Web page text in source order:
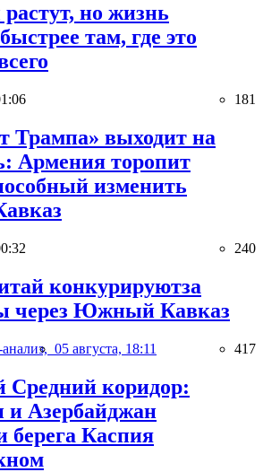
но жизнь
там, где это
181
Трампа» выходит на
Армения торопит
изменить
240
конкурируютза
через Южный Кавказ
05 августа, 18:11 417
Средний коридор:
и Азербайджан
берега Каспия